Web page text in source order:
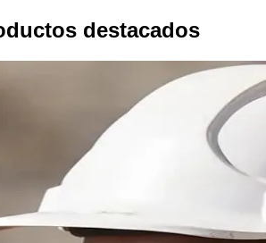
destacados